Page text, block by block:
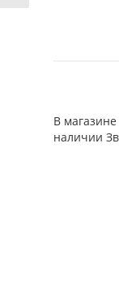
В
наличии